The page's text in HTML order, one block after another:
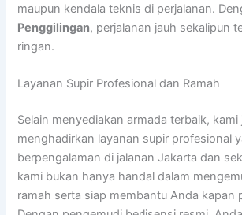
maupun kendala teknis di perjalanan.
Penggilingan, perjalanan jauh sekalipun
ringan.
Layanan Supir Profesional dan Ramah
Selain menyediakan armada terbaik, kami
menghadirkan layanan supir profesional
berpengalaman di jalanan Jakarta dan
kami bukan hanya handal dalam
ramah serta siap membantu Anda kapan